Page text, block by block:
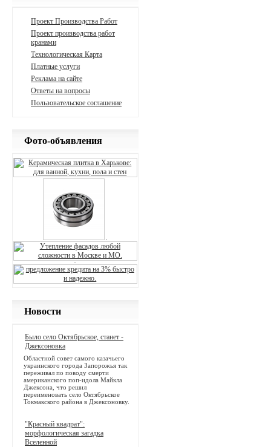
Проект Производства Работ
Проект производства работ
кранами
Технологическая Карта
Платные услуги
Реклама на сайте
Ответы на вопросы
Пользовательское соглашение
Фото-объявления
Новости
Было село Октябрьское, станет -
Джексоновка
Областной совет самого казачьего
украинского города Запорожья так
переживал по поводу смерти
американского поп-идола Майкла
Джексона, что решил
переименовать село Октябрьское
Токмакского района в Джексоновку.
"Красный квадрат":
морфологическая загадка
Вселенной